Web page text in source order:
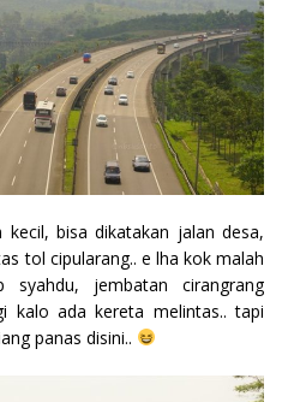
bisa dikatakan jalan desa,
tol cipularang.. e lha kok malah
syahdu, jembatan cirangrang
kalo ada kereta melintas.. tapi
panas disini..